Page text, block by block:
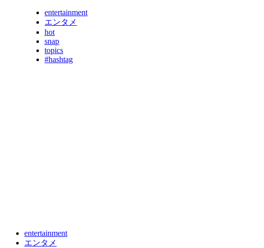
entertainment
エンタメ
hot
snap
topics
#hashtag
entertainment
エンタメ